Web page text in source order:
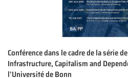
Conférence dans le cadre de la série
Infrastructure, Capitalism and
l’Université de Bonn